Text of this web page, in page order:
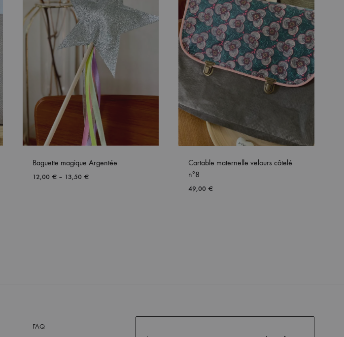
Baguette magique Argentée
12,00 € – 13,50 €
Cartable maternelle velours côtelé
nº8
49,00 €
FAQ